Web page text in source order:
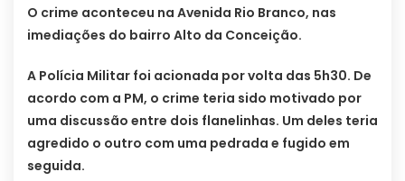
O crime aconteceu na Avenida Rio Branco, nas
imediações do bairro Alto da Conceição.
A Polícia Militar foi acionada por volta das 5h30. De
acordo com a PM, o crime teria sido motivado por
uma discussão entre dois flanelinhas. Um deles teria
agredido o outro com uma pedrada e fugido em
seguida.